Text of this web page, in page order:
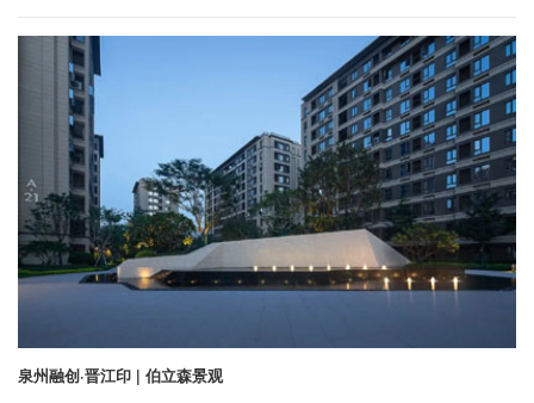
企业会员
关于投稿
广告投放
关于我们
联系我们
泉州融创·晋江印 | 伯立森景观